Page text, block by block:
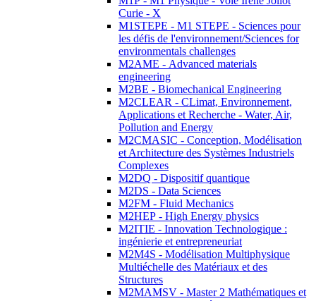
Curie - X
M1STEPE - M1 STEPE - Sciences pour
les défis de l'environnement/Sciences for
environmentals challenges
M2AME - Advanced materials
engineering
M2BE - Biomechanical Engineering
M2CLEAR - CLimat, Environnement,
Applications et Recherche - Water, Air,
Pollution and Energy
M2CMASIC - Conception, Modélisation
et Architecture des Systèmes Industriels
Complexes
M2DQ - Dispositif quantique
M2DS - Data Sciences
M2FM - Fluid Mechanics
M2HEP - High Energy physics
M2ITIE - Innovation Technologique :
ingénierie et entrepreneuriat
M2M4S - Modélisation Multiphysique
Multiéchelle des Matériaux et des
Structures
M2MAMSV - Master 2 Mathématiques et